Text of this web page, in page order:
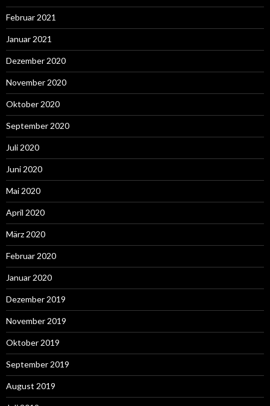
Februar 2021
Januar 2021
Dezember 2020
November 2020
Oktober 2020
September 2020
Juli 2020
Juni 2020
Mai 2020
April 2020
März 2020
Februar 2020
Januar 2020
Dezember 2019
November 2019
Oktober 2019
September 2019
August 2019